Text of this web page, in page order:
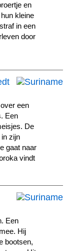
en
kleine
in een
door
een
Een
De
zijn
gaat naar
vindt
Een
Hij
bootsen,